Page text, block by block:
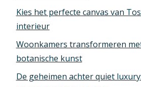
Kies het perfecte canvas van
interieur
Woonkamers transformeren
botanische kunst
De geheimen achter quiet